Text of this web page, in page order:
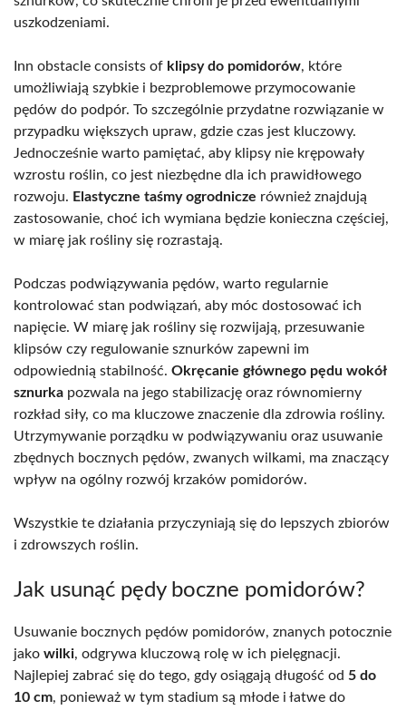
uszkodzeniami.
Inn obstacle consists of klipsy do pomidorów, które
umożliwiają szybkie i bezproblemowe przymocowanie
pędów do podpór. To szczególnie przydatne rozwiązanie w
przypadku większych upraw, gdzie czas jest kluczowy.
Jednocześnie warto pamiętać, aby klipsy nie krępowały
wzrostu roślin, co jest niezbędne dla ich prawidłowego
rozwoju. Elastyczne taśmy ogrodnicze również znajdują
zastosowanie, choć ich wymiana będzie konieczna częściej,
w miarę jak rośliny się rozrastają.
Podczas podwiązywania pędów, warto regularnie
kontrolować stan podwiązań, aby móc dostosować ich
napięcie. W miarę jak rośliny się rozwijają, przesuwanie
klipsów czy regulowanie sznurków zapewni im
odpowiednią stabilność. Okręcanie głównego pędu wokół
sznurka pozwala na jego stabilizację oraz równomierny
rozkład siły, co ma kluczowe znaczenie dla zdrowia rośliny.
Utrzymywanie porządku w podwiązywaniu oraz usuwanie
zbędnych bocznych pędów, zwanych wilkami, ma znaczący
wpływ na ogólny rozwój krzaków pomidorów.
Wszystkie te działania przyczyniają się do lepszych zbiorów
i zdrowszych roślin.
Jak usunąć pędy boczne pomidorów?
Usuwanie bocznych pędów pomidorów, znanych potocznie
jako wilki, odgrywa kluczową rolę w ich pielęgnacji.
Najlepiej zabrać się do tego, gdy osiągają długość od 5 do
10 cm, ponieważ w tym stadium są młode i łatwe do